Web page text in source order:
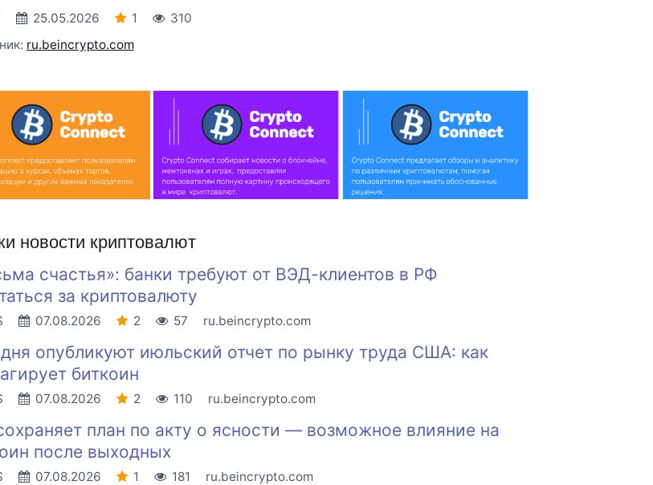
25.05.2026 1
310
ru.beincrypto.com
новости криптовалют
счастья»: банки требуют от ВЭД-клиентов в РФ
за криптовалюту
07.08.2026 2 57 ru.beincrypto.com
опубликуют июльский отчет по рынку труда США: как
биткоин
07.08.2026 2 110 ru.beincrypto.com
план по акту о ясности — возможное влияние на
после выходных
07.08.2026 1 181 ru.beincrypto.com